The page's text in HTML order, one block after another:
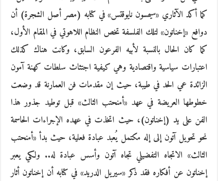
كما أكد الآثاري «سيمسون نايوقتس» في كتابه (مصر أصل الشجرة) أن
دوافع «إخناتون» لتلك الفلسفة تخص النظام اللاهوتي في المقام الأول،
كما كان الحال بالنسبة لأبيه الفرعون السابق، وكانت هناك كذلك
اعتبارات سياسية واقتصادية وهي كيفية اجتثاث سلطات كهنة آمون
الزائدة عي الحد في طيبة، حيث إن مقدمات فن العمارنة قد وضعت
خطوطها العريضة في عهد «أمنحتب الثالث» قبل توطيد جذور هذا
الفن على يد (إخناتون)، حيث اتخذت في عهده الإجراءات الحاسمة
نحو تحويل آتون إلى إله مكتمل يُعبد عبادة فعلية، حيث بدأ «أمنحتب
الثالث» الاتجاه التفضيلي تجاه آتون وأسس عبادة له.. ولكي يعبر
إخناتون عن أفكاره فقد ذكر «سيريل الدريد» في كتابه أن إخناتون أثار